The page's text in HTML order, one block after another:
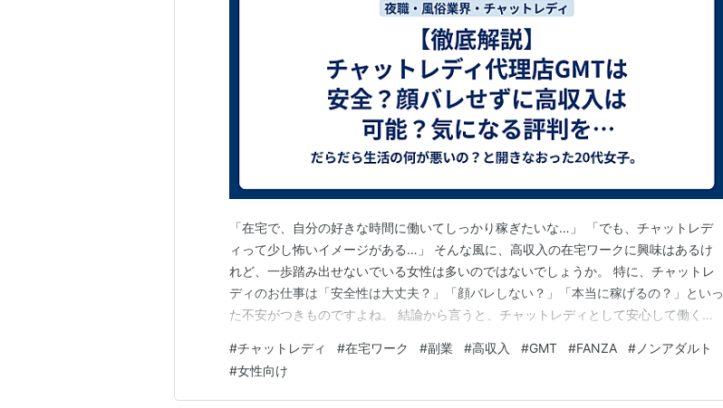
「在宅で、自分の好きな時間に働いてしっかり稼ぎたいな…」 「でも、チャットレデ
ィって少し怖いイメージがある…」 そんな風に、高収入の在宅ワークに興味はあるけ
れど、一歩踏み出せないでいる女性は多いのではないでしょうか。 特に、チャットレ
ディのお仕事は「安全性は大丈夫？」「顔バレしない？」「本当に稼げるの？」といっ
た不安がつきものですよね。 結論から言うと、チャットレディとして安心して働くな
ら続く大手「GMT（GTMグループ）」は、安全性とサポート体制、そして稼ぎやすさ
の全てにおいて、初心者の方に最もおすすめできる選…
#チャットレディ #在宅ワーク #副業 #高収入 #GMT #FANZA # ノンアダルト
#女性向け